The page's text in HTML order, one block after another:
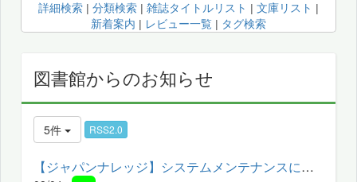
詳細検索 | 分類検索 | 雑誌タイトルリスト | 文庫リスト |
新着案内 | レビュー一覧 | タグ検索
図書館からのお知らせ
5件 RSS2.0
【ジャパンナレッジ】システムメンテナンスによるサービス停止の...